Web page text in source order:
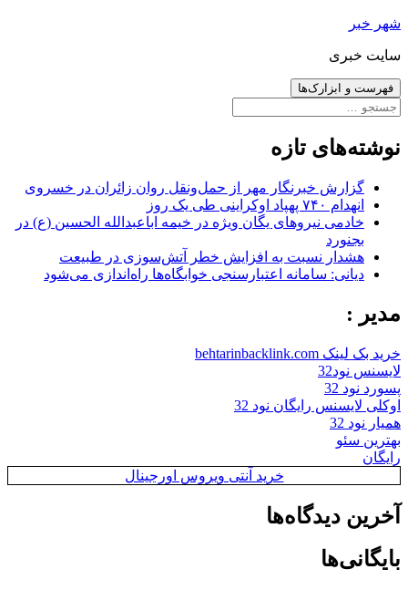
رفتن
نوشته‌ها
شهر خبر
سایت خبری
فهرست و ابزارک‌ها
جستجو
نوشته‌های تازه
گزارش خبرنگار مهر از حمل‌ونقل روان زائران در خسروی
انهدام ۷۴۰ پهپاد اوکراینی طی یک روز
خادمی نیروهای یگان ویژه در خیمه اباعبدالله الحسین (ع) در
بجنورد
هشدار نسبت به افزایش خطر آتش‌سوزی در طبیعت
دیانی: سامانه اعتبارسنجی خوابگاه‌ها راه‌اندازی می‌شود
مدیر :
خرید بک لینک behtarinbacklink.com
لایسنس نود32
پسورد نود 32
اوکلی لایسنس رایگان نود 32
همیار نود 32
بهترین سئو
رایگان
خرید آنتی ویروس اورجینال
آخرین دیدگاه‌ها
بایگانی‌ها